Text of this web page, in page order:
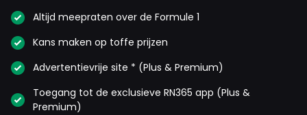
Altijd meepraten over de Formule 1
Kans maken op toffe prijzen
Advertentievrije site * (Plus & Premium)
Toegang tot de exclusieve RN365 app (Plus &
Premium)